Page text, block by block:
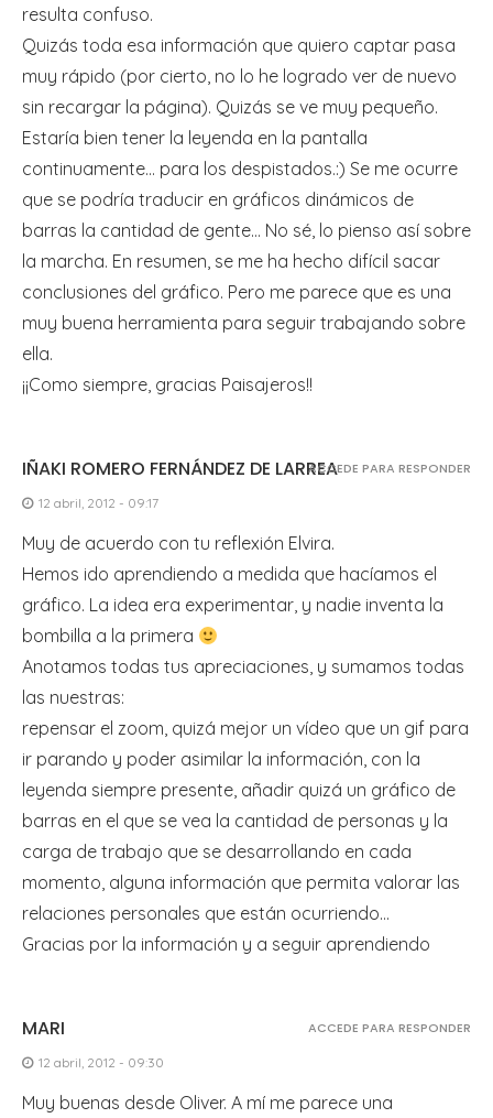
resulta confuso.
Quizás toda esa información que quiero captar pasa
muy rápido (por cierto, no lo he logrado ver de nuevo
sin recargar la página). Quizás se ve muy pequeño.
Estaría bien tener la leyenda en la pantalla
continuamente… para los despistados.:) Se me ocurre
que se podría traducir en gráficos dinámicos de
barras la cantidad de gente… No sé, lo pienso así sobre
la marcha. En resumen, se me ha hecho difícil sacar
conclusiones del gráfico. Pero me parece que es una
muy buena herramienta para seguir trabajando sobre
ella.
¡¡Como siempre, gracias Paisajeros!!
IÑAKI ROMERO FERNÁNDEZ DE LARREA
12 abril, 2012 - 09:17
Muy de acuerdo con tu reflexión Elvira.
Hemos ido aprendiendo a medida que hacíamos el
gráfico. La idea era experimentar, y nadie inventa la
bombilla a la primera
Anotamos todas tus apreciaciones, y sumamos todas
las nuestras:
repensar el zoom, quizá mejor un vídeo que un gif para
ir parando y poder asimilar la información, con la
leyenda siempre presente, añadir quizá un gráfico de
barras en el que se vea la cantidad de personas y la
carga de trabajo que se desarrollando en cada
momento, alguna información que permita valorar las
relaciones personales que están ocurriendo…
Gracias por la información y a seguir aprendiendo
ACCEDE PARA RESPONDER
MARI
12 abril, 2012 - 09:30
Muy buenas desde Oliver. A mí me parece una
ACCEDE PARA RESPONDER